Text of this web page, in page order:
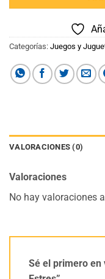
Categorías: Juegos y
VALORACIONES (0)
Valoraciones
No hay valoraciones
Sé el primero en